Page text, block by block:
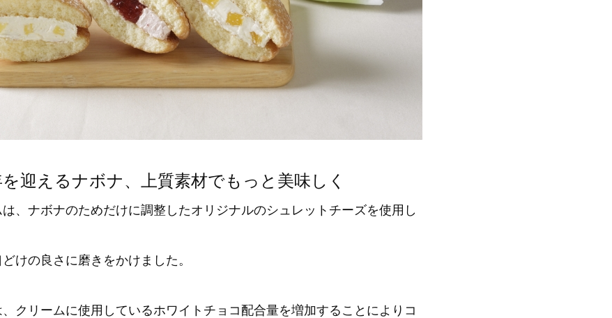
迎えるナボナ、上質素材でもっと美味しく
、ナボナのためだけに調整したオリジナルのシュレットチーズを使用し
けの良さに磨きをかけました。
クリームに使用しているホワイトチョコ配合量を増加することによりコ